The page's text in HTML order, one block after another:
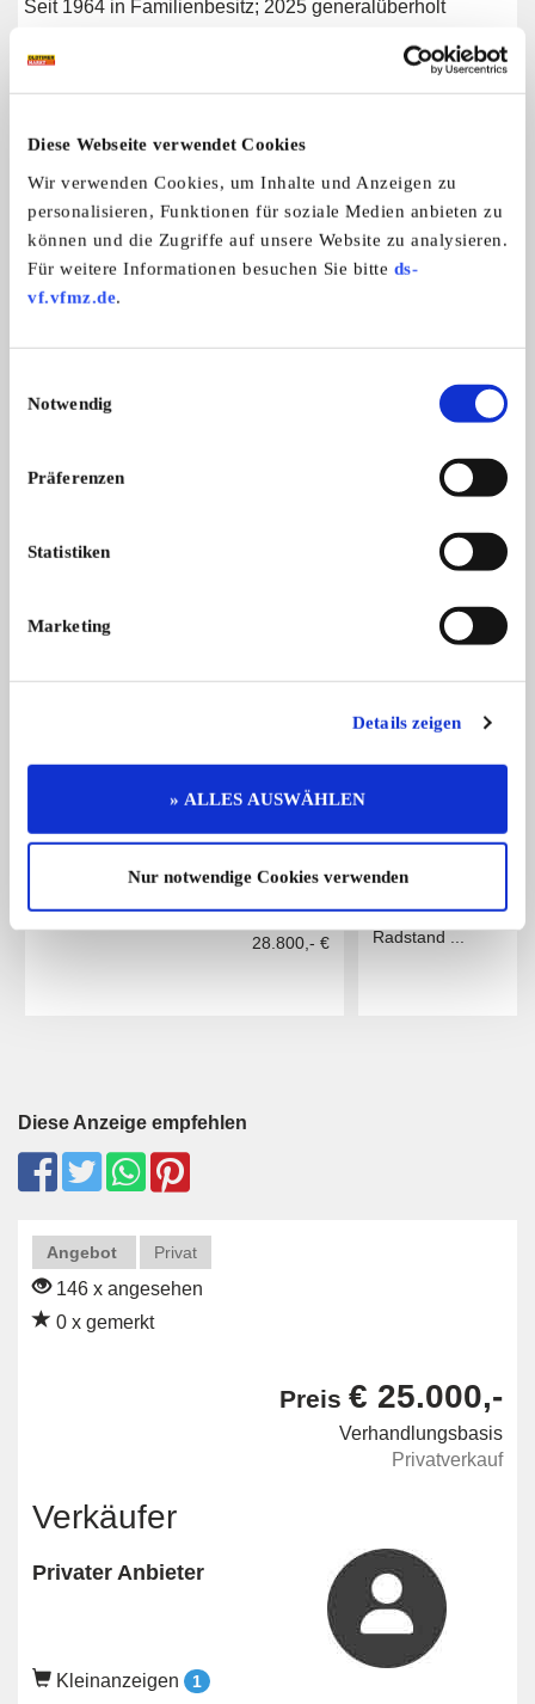
Diese Webseite verwendet Cookies
Wir verwenden Cookies, um Inhalte und Anzeigen zu
personalisieren, Funktionen für soziale Medien anbieten zu
können und die Zugriffe auf unsere Website zu analysieren.
Für weitere Informationen besuchen Sie bitte ds-
vf.vfmz.de.
Notwendig
Präferenzen
Statistiken
Marketing
Details zeigen
» ALLES AUSWÄHLEN
Nur notwendige Cookies verwenden
Seit 1964 in Familienbesitz; 2025 generalüberholt
2
25.000,- €
ALLE ANZEIGEN
Jaguar E-Type 4.2 OTS Series 1.5
Das Restaurations-Projekt für die ...
28.800,- €
Hanomag F45
F45
Radstand ...
Diese Anzeige empfehlen
Angebot Privat
146 x angesehen
0 x gemerkt
Preis € 25.000,-
Verhandlungsbasis
Privatverkauf
Verkäufer
Privater Anbieter
Kleinanzeigen 1